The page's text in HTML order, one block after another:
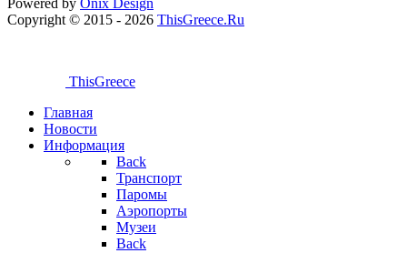
Copyright © 2015 - 2026 ThisGreece.Ru
ThisGreece
Главная
Новости
Информация
Back
Транспорт
Паромы
Аэропорты
Музеи
Back